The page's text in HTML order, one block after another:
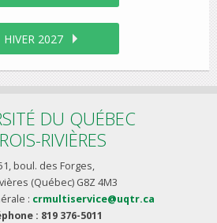
HIVER 2027
DU QUÉBEC
RIVIÈRES
boul. des Forges,
(Québec) G8Z 4M3
: crmultiservice@uqtr.ca
: 819 376-5011